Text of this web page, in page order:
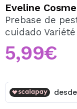
Al crear una
tus compras
Eveline
Prebase de
cuidado
5,99€